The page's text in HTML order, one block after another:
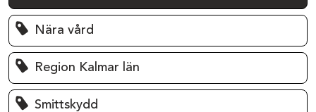
Nära vård
Region Kalmar län
Smittskydd